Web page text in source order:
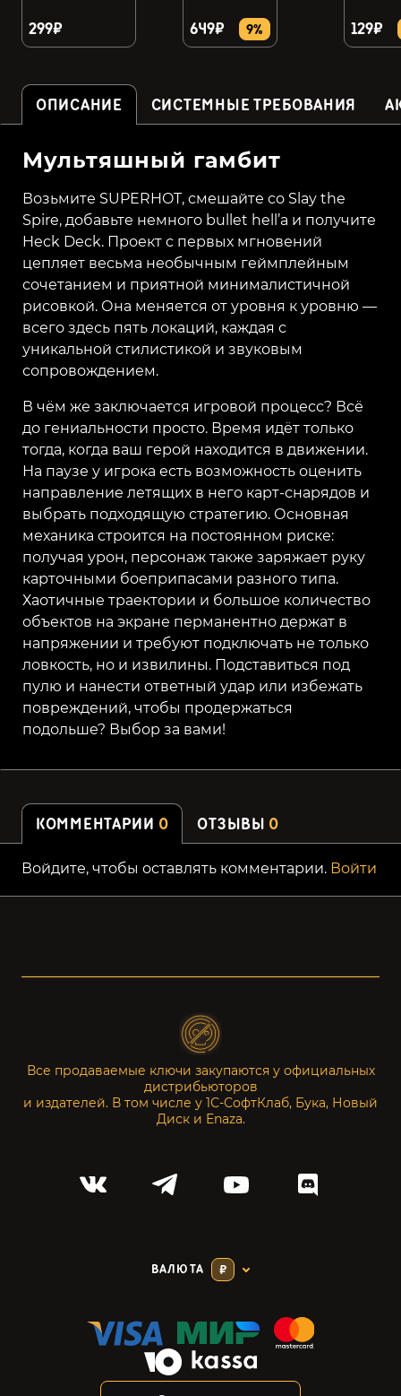
299₽ 649₽ 9% 129₽
ОПИСАНИЕ СИСТЕМНЫЕ ТРЕБОВАНИЯ
Мультяшный гамбит
Возьмите SUPERHOT, смешайте со Slay the
Spire, добавьте немного bullet hell’а и получите
Heck Deck. Проект с первых мгновений
цепляет весьма необычным геймплейным
сочетанием и приятной минималистичной
рисовкой. Она меняется от уровня к уровню —
всего здесь пять локаций, каждая с
уникальной стилистикой и звуковым
сопровождением.
В чём же заключается игровой процесс? Всё
до гениальности просто. Время идёт только
тогда, когда ваш герой находится в движении.
На паузе у игрока есть возможность оценить
направление летящих в него карт-снарядов и
выбрать подходящую стратегию. Основная
механика строится на постоянном риске:
получая урон, персонаж также заряжает руку
карточными боеприпасами разного типа.
Хаотичные траектории и большое количество
объектов на экране перманентно держат в
напряжении и требуют подключать не только
ловкость, но и извилины. Подставиться под
пулю и нанести ответный удар или избежать
повреждений, чтобы продержаться
подольше? Выбор за вами!
КОММЕНТАРИИ 0 ОТЗЫВЫ 0
Войдите, чтобы оставлять комментарии. Войти
Все продаваемые ключи закупаются у официальных
дистрибьюторов
и издателей. В том числе у 1С-СофтКлаб, Бука, Новый
Диск и Enaza.
ВАЛЮТА ₽